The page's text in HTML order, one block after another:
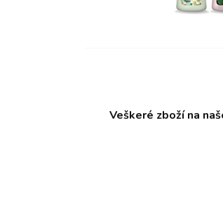
Veškeré zboží na